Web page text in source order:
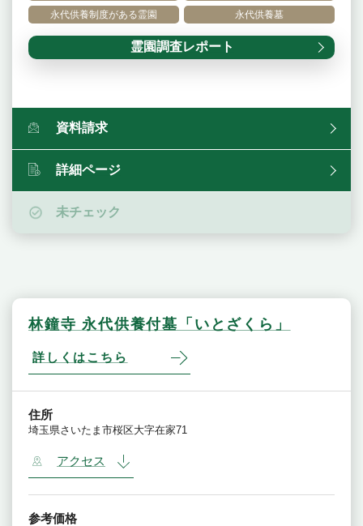
永代供養制度がある霊園
永代供養墓
霊園調査レポート
資料請求
詳細ページ
未チェック
林鐘寺 永代供養付墓「いとざくら」
詳しくはこちら
住所
埼玉県さいたま市桜区大字在家71
アクセス
参考価格